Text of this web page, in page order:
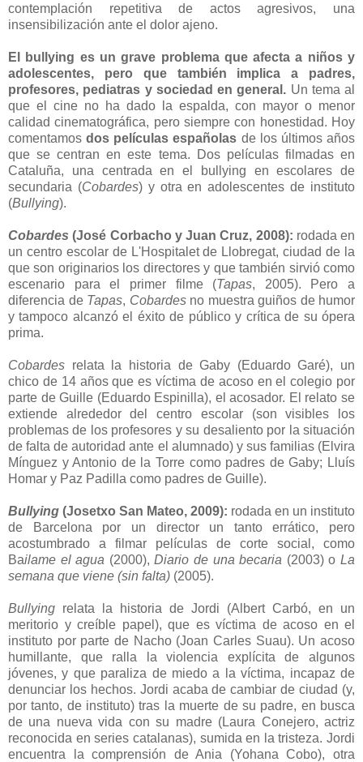
contemplación repetitiva de actos agresivos, una
insensibilización ante el dolor ajeno.
El bullying es un grave problema que afecta a niños y
adolescentes, pero que también implica a padres,
profesores, pediatras y sociedad en general. Un tema al
que el cine no ha dado la espalda, con mayor o menor
calidad cinematográfica, pero siempre con honestidad. Hoy
comentamosdos películas españolas de los últimos años
que se centran en este tema. Dos películas filmadas en
Cataluña, una centrada en el bullying en escolares de
secundaria (Cobardes) y otra en adolescentes de instituto
(Bullying).
Cobardes (José Corbacho y Juan Cruz, 2008): rodada en
un centro escolar de L'Hospitalet de Llobregat, ciudad de la
que son originarios los directores y que también sirvió como
escenario para el primer filme (Tapas, 2005). Pero a
diferencia de Tapas, Cobardesno muestra guiños de humor
y tampoco alcanzó el éxito de público y crítica de su ópera
prima.
Cobardes relata la historia de Gaby (Eduardo Garé), un
chico de 14 años que es víctima de acoso en el colegio por
parte de Guille (Eduardo Espinilla), el acosador. El relato se
extiende alrededor del centro escolar (son visibles los
problemas de los profesores y su desaliento por la situación
de falta de autoridad ante el alumnado) y sus familias (Elvira
Mínguez y Antonio de la Torre como padres de Gaby; Lluís
Homar y Paz Padilla como padres de Guille).
Bullying (Josetxo San Mateo, 2009): rodada en un instituto
de Barcelona por un director un tanto errático, pero
acostumbrado a filmar películas de corte social, como
Bailame el agua (2000),Diario de una becaria (2003) oLa
semana que viene (sin falta) (2005).
Bullying relata la historia de Jordi (Albert Carbó, en un
meritorio y creíble papel), que es víctima de acoso en el
instituto por parte de Nacho (Joan Carles Suau). Un acoso
humillante, que ralla la violencia explícita de algunos
jóvenes, y que paraliza de miedo a la víctima, incapaz de
denunciar los hechos. Jordi acaba de cambiar de ciudad (y,
por tanto, de instituto) tras la muerte de su padre, en busca
de una nueva vida con su madre (Laura Conejero, actriz
reconocida en series catalanas), sumida en la tristeza. Jordi
encuentra la comprensión de Ania (Yohana Cobo), otra